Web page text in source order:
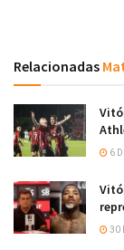
Relacionadas
6
30